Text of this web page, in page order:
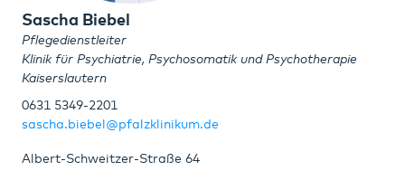
Sascha Biebel
Pflegedienstleiter
Klinik für Psychiatrie, Psychosomatik und Psychotherapie
Kaiserslautern
0631 5349-2201
sascha.biebel@pfalzklinikum.de
Albert-Schweitzer-Straße 64